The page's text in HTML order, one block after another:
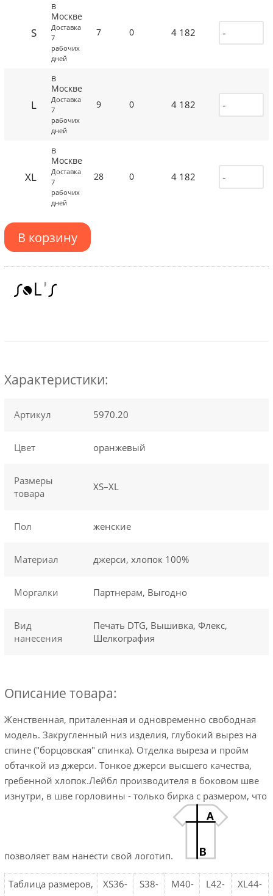
S
в
Москве
Доставка
7
рабочих
дней
7 0 4 182
L
в
Москве
Доставка
7
рабочих
дней
9 0 4 182
XL
в
Москве
Доставка
7
рабочих
дней
28 0 4 182
В корзину
Характеристики:
Артикул 5970.20
Цвет оранжевый
Размеры
товара
XS–XL
Пол женские
Материал джерси, хлопок 100%
Моргалки Партнерам, Выгодно
Вид
нанесения
Печать DTG, Вышивка, Флекс,
Шелкография
Описание товара:
Женственная, приталенная и одновременно свободная
модель. Закругленный низ изделия, глубокий вырез на
спине ("борцовская" спинка). Отделка выреза и пройм
обтачкой из джерси. Тонкое джерси высшего качества,
гребенной хлопок.Лейбл производителя в боковом шве
изнутри, в шве горловины - только бирка с размером, что
позволяет вам нанести свой логотип.
Таблица размеров,
XS36-
S38-
M40-
L42-
XL44-